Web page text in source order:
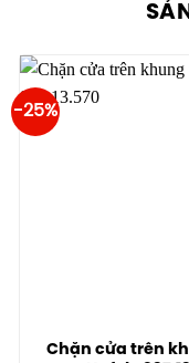
-25%
Chặn cửa trên